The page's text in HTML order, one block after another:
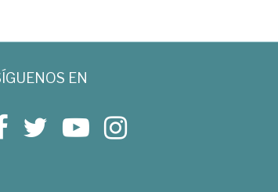
EN